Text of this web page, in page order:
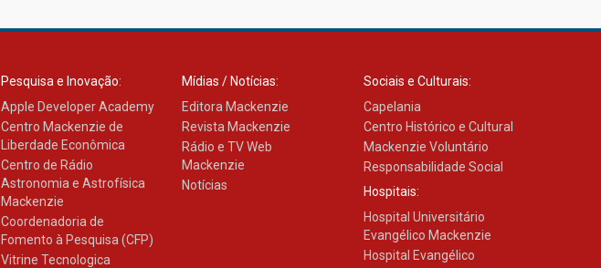
Pesquisa e Inovação:
Apple Developer Academy
Centro Mackenzie de
Liberdade Econômica
Centro de Rádio
Astronomia e Astrofísica
Mackenzie
Coordenadoria de
Fomento à Pesquisa (CFP)
Vitrine Tecnologica
Mídias / Notícias:
Editora Mackenzie
Revista Mackenzie
Rádio e TV Web
Mackenzie
Notícias
Sociais e Culturais:
Capelania
Centro Histórico e Cultural
Mackenzie Voluntário
Responsabilidade Social
Hospitais:
Hospital Universitário
Evangélico Mackenzie
Hospital Evangélico